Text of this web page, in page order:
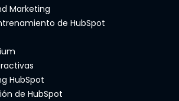
Marketing
de HubSpot
HubSpot
de HubSpot